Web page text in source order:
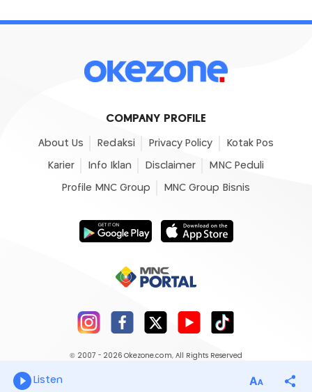
COMPANY PROFILE
About Us Redaksi Privacy Policy Kotak Pos
Karier Info Iklan Disclaimer MNC Peduli
Profile MNC Group MNC Group Bisnis
© 2007 - 2026 Okezone.com, All Rights Reserved
Listen